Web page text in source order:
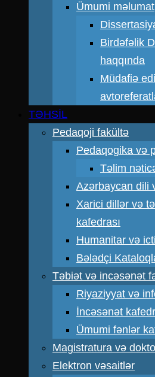
Ümumi məlumat
Birdəfəlik
haqqında
Müdafiə
TƏHSİL
Pedaqoji fakültə
Pedaqogika və
Təlim
Azərbaycan dili
Xarici dillər və
kafedrası
Humanitar və
Bələdçi
Təbiət və incəsənət
Riyaziyyat və
İncəsənət
Ümumi fənlər
Magistratura və
Elektron vəsaitlər